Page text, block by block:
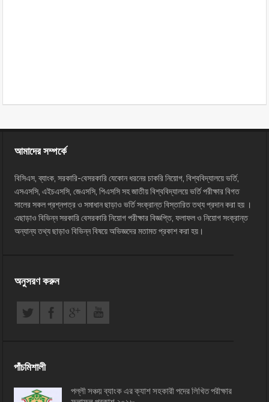
আমাদের সম্পর্কে
বিসিএস, ব্যাংক, সরকারি-বেসরকারি যেকোন ধরনের চাকরি নিয়োগ, বিশ্ববিদ্যালয়ে ভর্তি,
এসএসসি, এইচএসসি, জেএসসি, পিএসসি সহ জাতীয় বিশ্ববিদ্যালয়ে ভর্তি পরীক্ষার বিগত
সালের সকল প্রশ্নপত্র ও সমাধান ছাড়াও ভর্তি সংক্রান্ত বিস্তারিত তথ্য প্রদান করা হয় ।
এছাড়াও বিভিন্ন সরকারি বেসরকারি নিয়োগ পরীক্ষার বিজ্ঞপ্তি, ফলাফল ও নিয়োগ সংক্রান্ত
অন্যান্য তথ্য ছাড়াও বিভিন্ন বিষয়ে অভিজ্ঞদের মতামত প্রকাশ করা হয়।
অনুসরণ করুন
পাঁচমিশালী
পল্লী সঞ্চয় ব্যাংক এর ক্যাশ সহকারী পদের লিখিত পরীক্ষার